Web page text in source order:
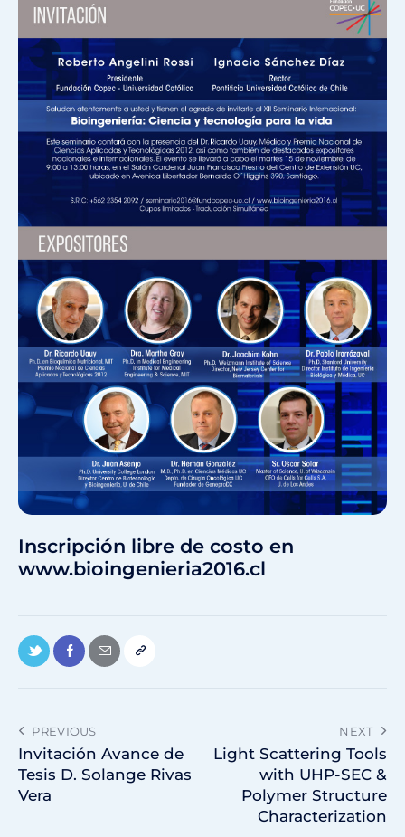
Inscripción libre de costo en
www.bioingenieria2016.cl
PREVIOUS
Invitación Avance de
Tesis D. Solange Rivas
Vera
NEXT
Light Scattering Tools
with UHP-SEC &
Polymer Structure
Characterization